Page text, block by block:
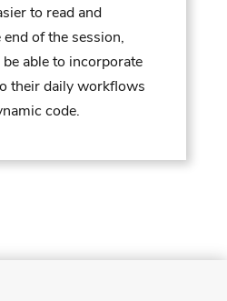
to read and
of the session,
able to incorporate
their daily workflows
code.